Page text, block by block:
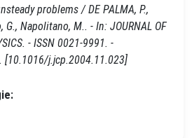
problems / DE PALMA, P.,
G., Napolitano, M.. - In: JOURNAL OF
- ISSN 0021-9991. -
[10.1016/j.jcp.2004.11.023]